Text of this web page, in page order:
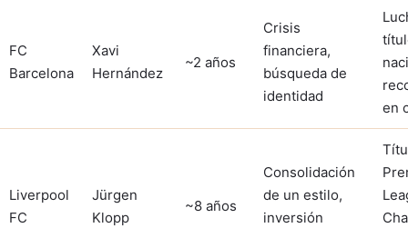
FC
Barcelona
Xavi
Hernández
~2 años
Crisis
financiera,
búsqueda de
identidad
en
Liverpool
FC
Jürgen
Klopp
~8 años
Consolidación
de un estilo,
inversión